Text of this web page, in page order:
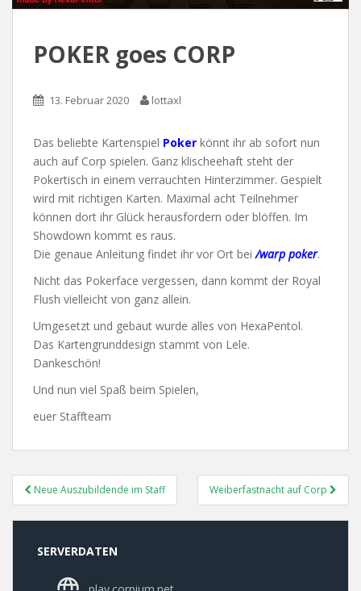
POKER goes CORP
13. Februar 2020 lottaxl
Das beliebte Kartenspiel Poker könnt ihr ab sofort nun
auch auf Corp spielen. Ganz klischeehaft steht der
Pokertisch in einem verrauchten Hinterzimmer. Gespielt
wird mit richtigen Karten. Maximal acht Teilnehmer
können dort ihr Glück herausfordern oder blöffen. Im
Showdown kommt es raus.
Die genaue Anleitung findet ihr vor Ort bei /warp poker.
Nicht das Pokerface vergessen, dann kommt der Royal
Flush vielleicht von ganz allein.
Umgesetzt und gebaut wurde alles von HexaPentol.
Das Kartengrunddesign stammt von Lele.
Dankeschön!
Und nun viel Spaß beim Spielen,
euer Staffteam
Post
Navigation
Neue Auszubildende im Staff Weiberfastnacht auf Corp
SERVERDATEN